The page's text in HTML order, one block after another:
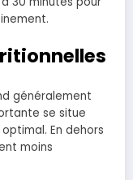
généralement
se situe
En dehors
moins